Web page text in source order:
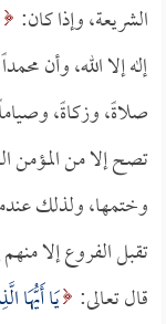
الشريعة، وإذا كان:
إله إلا الله، وأن
صلاةً، وزكاةً،
تصح إلا من المؤمن
وختمها، ولذلك
تقبل الفروع إلا
قال تعالى: يَا أَيُّهَا